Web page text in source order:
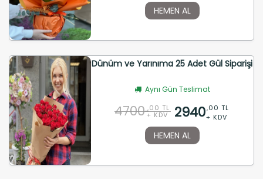
HEMEN AL
Dünüm ve Yarınıma 25 Adet Gül Siparişi
Aynı Gün Teslimat
4700 ,00 TL
+ KDV 2940,00 TL
+ KDV
HEMEN AL